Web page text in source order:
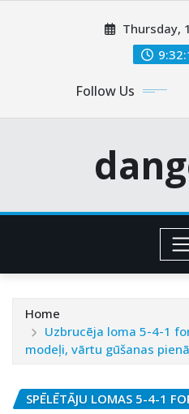
Thursday,
Follow Us
Home
Uzbrucēja loma 5-4-1
modeļi, vārtu gūšanas
SPĒLĒTĀJU LOMAS 5-4-1